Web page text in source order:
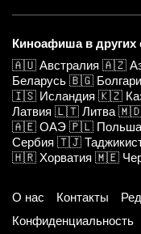
Киноафиша в других
🇦🇺 Австралия 🇦🇿
Беларусь 🇧🇬
🇮🇸 Исландия 🇰🇿
Латвия 🇱🇹 Литва
🇦🇪 ОАЭ 🇵🇱 Польша
Сербия 🇹🇯
🇭🇷 Хорватия 🇲🇪
О нас Контакты
Конфиденциальность